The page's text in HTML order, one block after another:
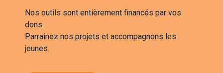
Nos outils sont entièrement financés par vos
dons.
Parrainez nos projets et accompagnons les
jeunes.